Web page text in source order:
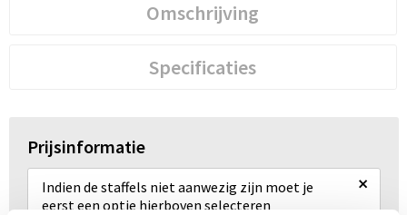
Omschrijving
Specificaties
Prijsinformatie
Indien de staffels niet aanwezig zijn moet je
eerst een optie hierboven selecteren
×